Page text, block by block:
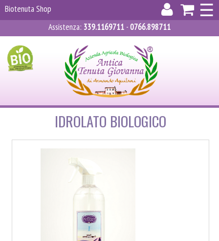
Assistenza: 339.1169711 -0766.898711
Biotenuta Shop ☰
×
IDROLATO BIOLOGICO